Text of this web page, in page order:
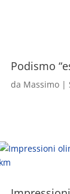
Podismo
da Massimo|